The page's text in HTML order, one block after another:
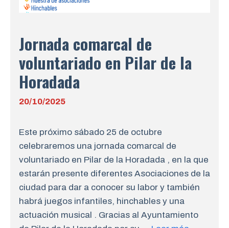
Jornada comarcal de
voluntariado en Pilar de la
Horadada
20/10/2025
Este próximo sábado 25 de octubre
celebraremos una jornada comarcal de
voluntariado en Pilar de la Horadada , en la que
estarán presente diferentes Asociaciones de la
ciudad para dar a conocer su labor y también
habrá juegos infantiles, hinchables y una
actuación musical . Gracias al Ayuntamiento